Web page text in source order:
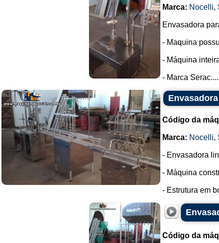
Marca: Nocelli,
Envasadora
- Maquina
- Máquina
- Marca Serac....
Código da
Marca: Nocelli,
- Envasadora
- Máquina
- Estrutura em
Código da